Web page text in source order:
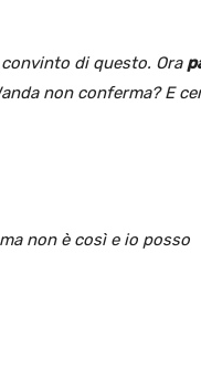
di questo. Ora
non conferma? E
non è così e io posso